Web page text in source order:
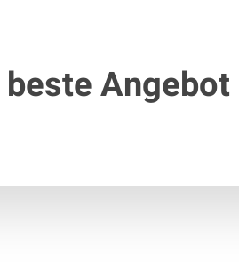
beste Angebot